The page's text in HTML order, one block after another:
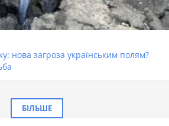
нова загроза українським полям?
БІЛЬШЕ